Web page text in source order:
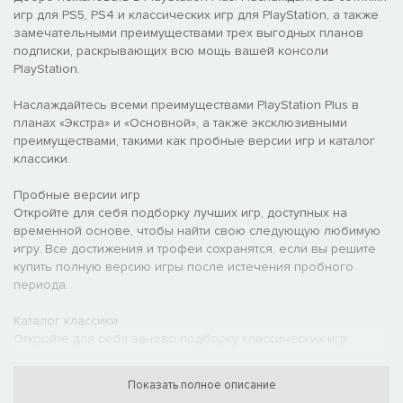
игр для PS5, PS4 и классических игр для PlayStation, а также
замечательными преимуществами трех выгодных планов
подписки, раскрывающих всю мощь вашей консоли
PlayStation.
Наслаждайтесь всеми преимуществами PlayStation Plus в
планах «Экстра» и «Основной», а также эксклюзивными
преимуществами, такими как пробные версии игр и каталог
классики.
Пробные версии игр
Откройте для себя подборку лучших игр, доступных на
временной основе, чтобы найти свою следующую любимую
игру. Все достижения и трофеи сохранятся, если вы решите
купить полную версию игры после истечения пробного
периода.
Каталог классики
получите доступ к каталогу сотен классических игр для
Показать полное описание